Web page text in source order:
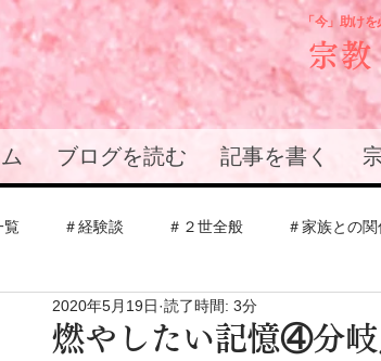
宗
「今」助けを
ブログを読む 記事を書く
覧 ＃経験談 ＃２世全般 ＃家族との関
結婚・恋愛の悩み ＃統一教会
燃やしたい記憶④分岐
2020年5月19日 読了時間: 3分